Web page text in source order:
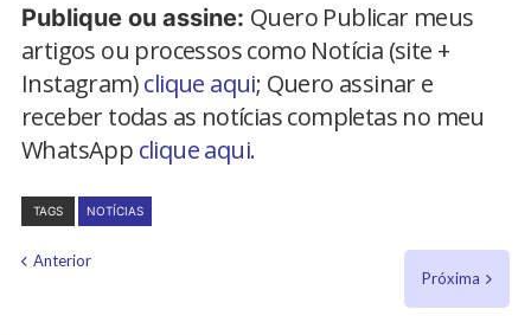
Publique ou assine: Quero Publicar meus
artigos ou processos como Notícia (site +
Instagram)clique aqui; Quero assinar e
receber todas as notícias completas no meu
WhatsApp clique aqui.
TAGS NOTÍCIAS
Anterior
Próxima